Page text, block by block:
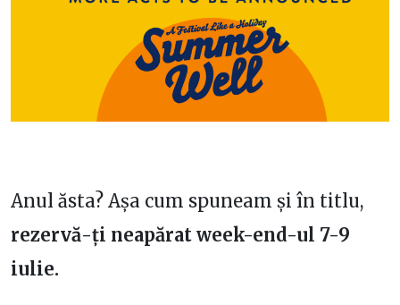
Anul ăsta? Așa cum spuneam și în titlu,
rezervă-ți neapărat week-end-ul 7-9
iulie.